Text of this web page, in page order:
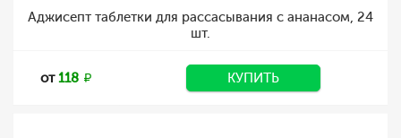
Аджисепт таблетки для рассасывания с ананасом, 24
шт.
от118 КУПИТЬ